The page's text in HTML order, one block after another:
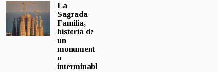
La
Sagrada
Familia,
historia de
un
monument
o
interminabl